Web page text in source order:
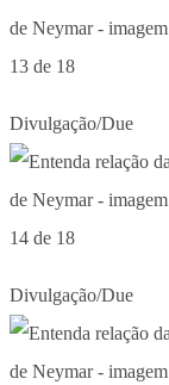
13 de 18
Divulgação/Due
14 de 18
Divulgação/Due